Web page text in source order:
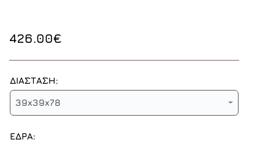
426.00€
ΔΙΑΣΤΑΣΗ:
39x39x78
ΕΔΡΑ: